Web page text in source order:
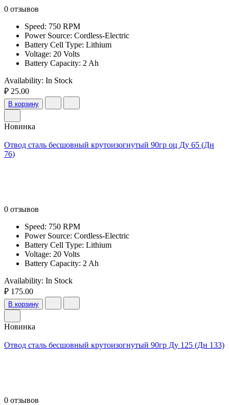
0 отзывов
Speed: 750 RPM
Power Source: Cordless-Electric
Battery Cell Type: Lithium
Voltage: 20 Volts
Battery Capacity: 2 Ah
Availability: In Stock
₽ 25.00
В корзину
Новинка
Отвод сталь бесшовный крутоизогнутый 90гр оц Ду 65 (Дн
76)
0 отзывов
Speed: 750 RPM
Power Source: Cordless-Electric
Battery Cell Type: Lithium
Voltage: 20 Volts
Battery Capacity: 2 Ah
Availability: In Stock
₽ 175.00
В корзину
Новинка
Отвод сталь бесшовный крутоизогнутый 90гр Ду 125 (Дн 133)
0 отзывов